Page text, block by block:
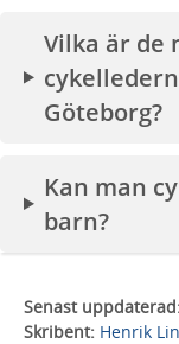
Vilka är de
Göteborg?
Kan man
barn?
Senast uppdaterad:
Skribent: Henrik